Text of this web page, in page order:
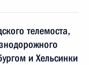
телемоста,
и Хельсинки